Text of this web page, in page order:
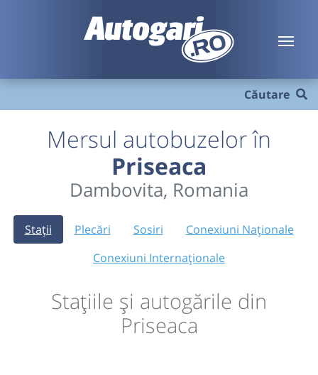
Căutare
Mersul autobuzelor în
Priseaca
Dambovita, Romania
Stații Plecări Sosiri
Conexiuni Naționale
Conexiuni Internaționale
Stațiile și autogările din
Priseaca